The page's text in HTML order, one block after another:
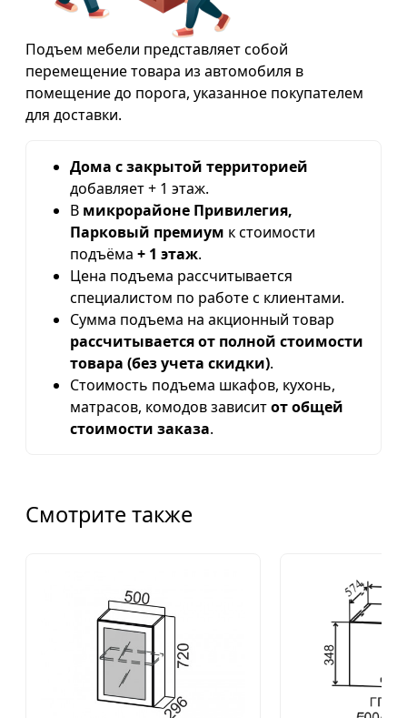
Подъем мебели представляет собой
перемещение товара из автомобиля в
помещение до порога, указанное покупателем
для доставки.
Дома с закрытой территорией
добавляет + 1 этаж.
В микрорайоне Привилегия,
Парковый премиум к стоимости
подъёма + 1 этаж.
Цена подъема рассчитывается
специалистом по работе с клиентами.
Сумма подъема на акционный товар
рассчитывается от полной стоимости
товара (без учета скидки).
Стоимость подъема шкафов, кухонь,
матрасов, комодов зависитот общей
стоимости заказа.
Смотрите также